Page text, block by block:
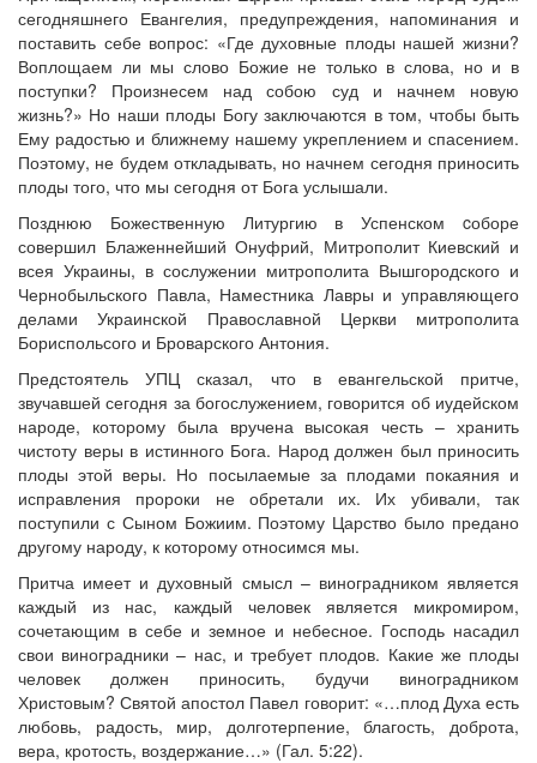
Онлайн трансляции
Веб-камеры
12 сентября 2015
Название трансляции
12 сентября 2015
Название трансляции
12 сентября 2015
Название трансляции
12 сентября 2015
Название трансляции
12 сентября 2015Название трансляции
12 сентября 2015Название трансляции
12 сентября 2015Название трансляции
12 сентября 2015Название трансляции
Перейти к архиву
сегодняшнего Евангелия, предупреждения, напоминания и
поставить себе вопрос: «Где духовные плоды нашей жизни?
Воплощаем ли мы слово Божие не только в слова, но и в
поступки? Произнесем над собою суд и начнем новую
жизнь?» Но наши плоды Богу заключаются в том, чтобы быть
Ему радостью и ближнему нашему укреплением и спасением.
Поэтому, не будем откладывать, но начнем сегодня приносить
плоды того, что мы сегодня от Бога услышали.
Позднюю Божественную Литургию в Успенском cоборе
совершил Блаженнейший Онуфрий, Митрополит Киевский и
всея Украины, в сослужении митрополита Вышгородского и
Чернобыльского Павла, Наместника Лавры и управляющего
делами Украинской Православной Церкви митрополита
Бориспольсого и Броварского Антония.
Предстоятель УПЦ сказал, что в евангельской притче,
звучавшей сегодня за богослужением, говорится об иудейском
народе, которому была вручена высокая честь – хранить
чистоту веры в истинного Бога. Народ должен был приносить
плоды этой веры. Но посылаемые за плодами покаяния и
исправления пророки не обретали их. Их убивали, так
поступили с Сыном Божиим. Поэтому Царство было предано
другому народу, к которому относимся мы.
Притча имеет и духовный смысл – виноградником является
каждый из нас, каждый человек является микромиром,
сочетающим в себе и земное и небесное. Господь насадил
свои виноградники – нас, и требует плодов. Какие же плоды
человек должен приносить, будучи виноградником
Христовым? Святой апостол Павел говорит: «…плод Духа есть
любовь, радость, мир, долготерпение, благость, доброта,
вера, кротость, воздержание…» (Гал. 5:22).